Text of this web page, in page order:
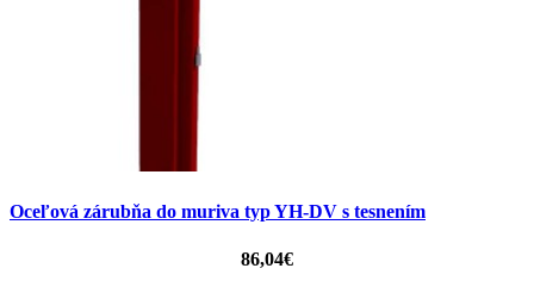
Oceľová zárubňa do muriva typ YH-DV s tesnením
86,04€